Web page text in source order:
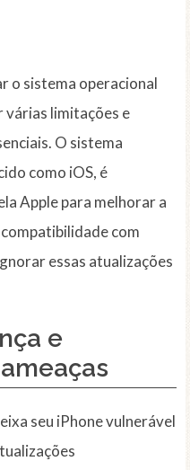
o sistema operacional
várias limitações e
O sistema
como iOS, é
Apple para melhorar a
com
essas atualizações
e
seu iPhone vulnerável